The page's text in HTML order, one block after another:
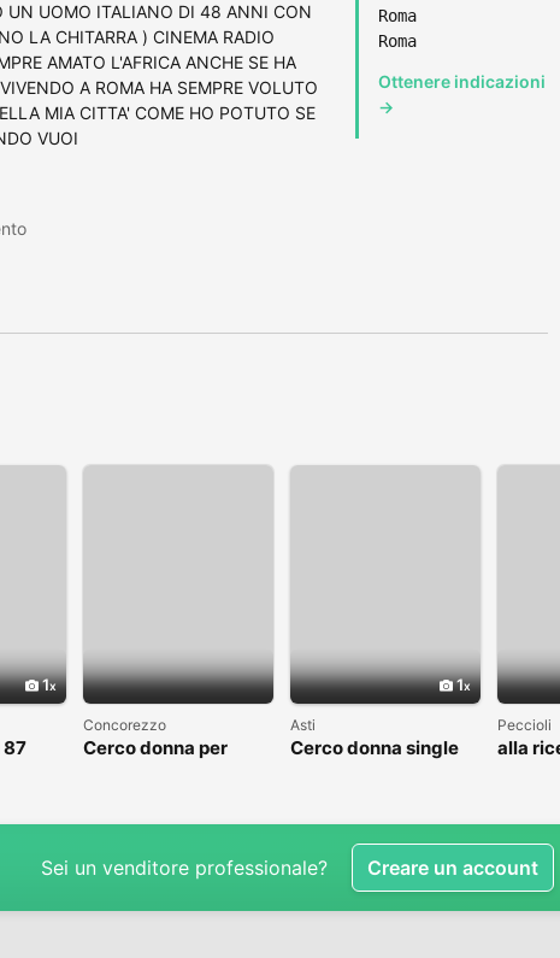
UN UOMO ITALIANO DI 48 ANNI CON
LA CHITARRA ) CINEMA RADIO
AMATO L'AFRICA ANCHE SE HA
A ROMA HA SEMPRE VOLUTO
MIA CITTA' COME HO POTUTO SE
VUOI
Roma
Roma
Ottenere indicazioni
→
1
87
Concorezzo
Cerco donna per
1
Asti
Cerco donna single
Peccioli
alla
Sei un venditore professionale? Creare un account